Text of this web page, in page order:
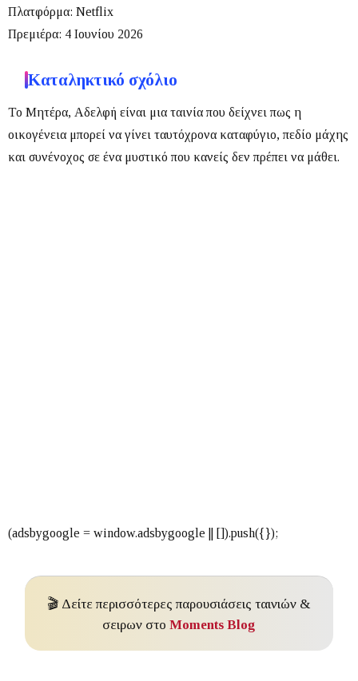
Πλατφόρμα: Netflix
Πρεμιέρα: 4 Ιουνίου 2026
Καταληκτικό σχόλιο
Το Μητέρα, Αδελφή είναι μια ταινία που δείχνει πως η
οικογένεια μπορεί να γίνει ταυτόχρονα καταφύγιο, πεδίο μάχης
και συνένοχος σε ένα μυστικό που κανείς δεν πρέπει να μάθει.
🎬 Δείτε περισσότερες παρουσιάσεις ταινιών &
σειρων στοMoments Blog